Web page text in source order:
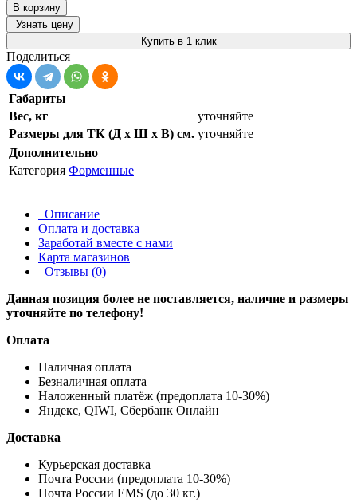
В корзину
Узнать цену
Купить в 1 клик
Поделиться
Габариты
Вес, кг
уточняйте
Размеры для ТК (Д х Ш х В) см. уточняйте
Дополнительно
Категория Форменные
Описание
Оплата и доставка
Заработай вместе с нами
Карта магазинов
Отзывы (0)
Данная позиция более не поставляется, наличие и размеры
уточняйте по телефону!
Оплата
Наличная оплата
Безналичная оплата
Наложенный платёж (предоплата 10-30%)
Яндекс, QIWI, Сбербанк Онлайн
Доставка
Курьерская доставка
Почта России (предоплата 10-30%)
Почта России EMS (до 30 кг.)